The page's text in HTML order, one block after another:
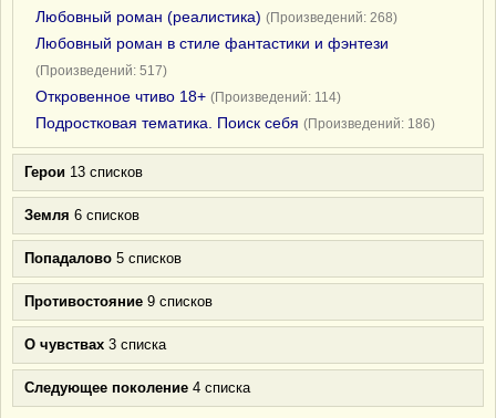
Любовный роман (реалистика) (Произведений: 268)
Любовный роман в стиле фантастики и фэнтези
(Произведений: 517)
Откровенное чтиво 18+ (Произведений: 114)
Подростковая тематика. Поиск себя (Произведений: 186)
Герои 13 списков
Земля 6 списков
Попадалово 5 списков
Противостояние 9 списков
О чувствах 3 списка
Следующее поколение 4 списка